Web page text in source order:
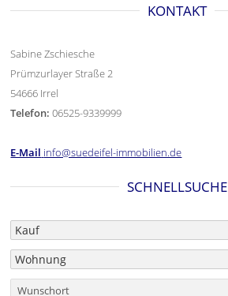
KONTAKT
Sabine Zschiesche
Prümzurlayer Straße 2
54666 Irrel
Telefon: 06525-9339999
E-Mail info@suedeifel-immobilien.de
SCHNELLSUCHE